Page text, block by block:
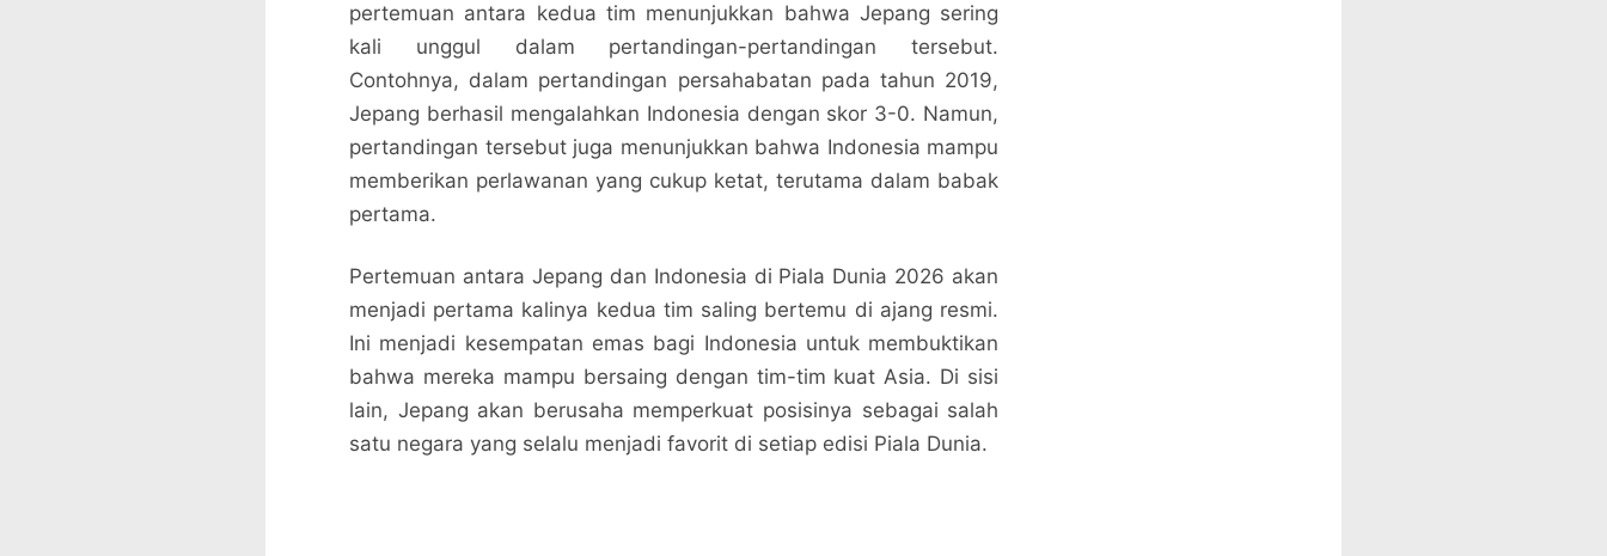
pertemuan antara kedua tim menunjukkan bahwa Jepang sering
kali unggul dalam pertandingan-pertandingan tersebut.
Contohnya, dalam pertandingan persahabatan pada tahun 2019,
Jepang berhasil mengalahkan Indonesia dengan skor 3-0. Namun,
pertandingan tersebut juga menunjukkan bahwa Indonesia mampu
memberikan perlawanan yang cukup ketat, terutama dalam babak
pertama.
Pertemuan antara Jepang dan Indonesia di Piala Dunia 2026 akan
menjadi pertama kalinya kedua tim saling bertemu di ajang resmi.
Ini menjadi kesempatan emas bagi Indonesia untuk membuktikan
bahwa mereka mampu bersaing dengan tim-tim kuat Asia. Di sisi
lain, Jepang akan berusaha memperkuat posisinya sebagai salah
satu negara yang selalu menjadi favorit di setiap edisi Piala Dunia.